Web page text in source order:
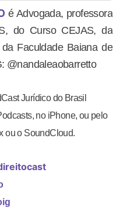
é Advogada, professora
do Curso CEJAS, da
Faculdade Baiana de
@nandaleaobarretto
Jurídico do Brasil
no iPhone, ou pelo
ou o SoundCloud.